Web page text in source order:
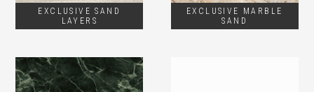
EXCLUSIVE SAND
LAYERS
EXCLUSIVE MARBLE
SAND